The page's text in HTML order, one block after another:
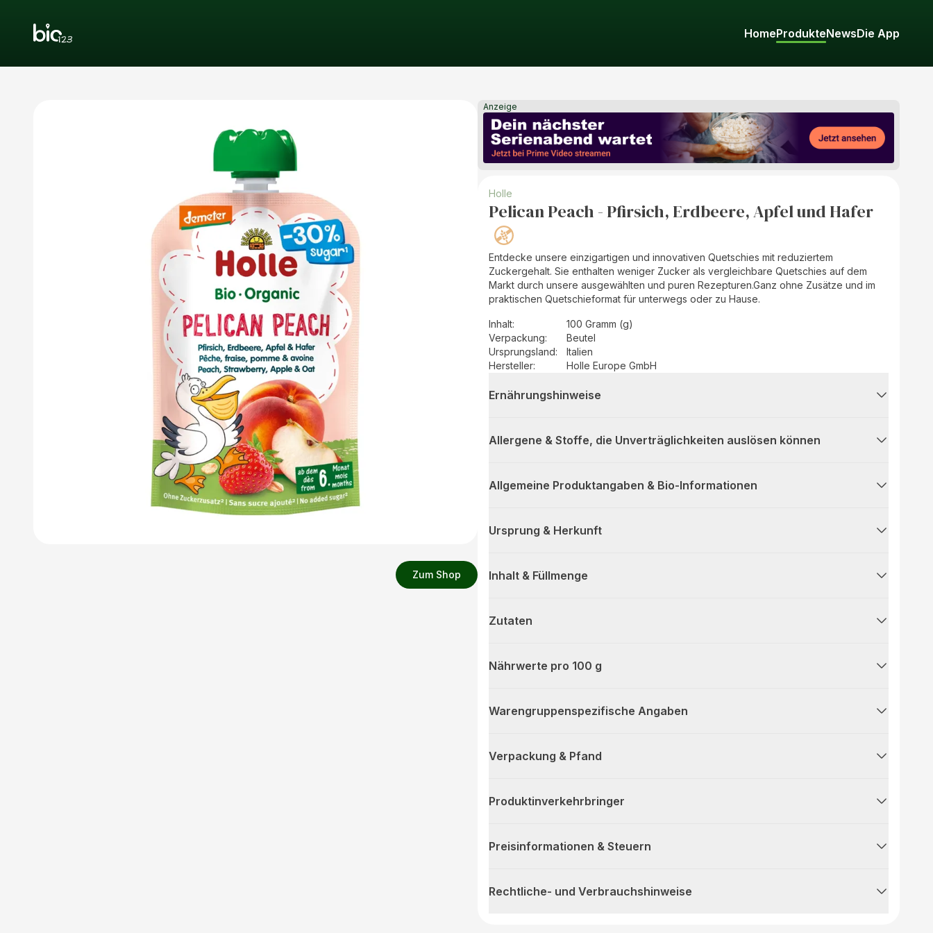
HomeProdukteNewsDie App
Zum Shop
Anzeige
Holle
Pelican Peach - Pfirsich, Erdbeere, Apfel und Hafer
Entdecke unsere einzigartigen und innovativen Quetschies mit reduziertem
Zuckergehalt. Sie enthalten weniger Zucker als vergleichbare Quetschies auf dem
Markt durch unsere ausgewählten und puren Rezepturen.Ganz ohne Zusätze und im
praktischen Quetschieformat für unterwegs oder zu Hause.
Inhalt:
100 Gramm (g)
Verpackung:
Beutel
Ursprungsland:
Italien
Hersteller: Holle Europe GmbH
Ernährungshinweise
Allergene & Stoffe, die Unverträglichkeiten auslösen können
Allgemeine Produktangaben & Bio-Informationen
Ursprung & Herkunft
Inhalt & Füllmenge
Zutaten
Nährwerte pro 100 g
Warengruppenspezifische Angaben
Verpackung & Pfand
Produktinverkehrbringer
Preisinformationen & Steuern
Rechtliche- und Verbrauchshinweise